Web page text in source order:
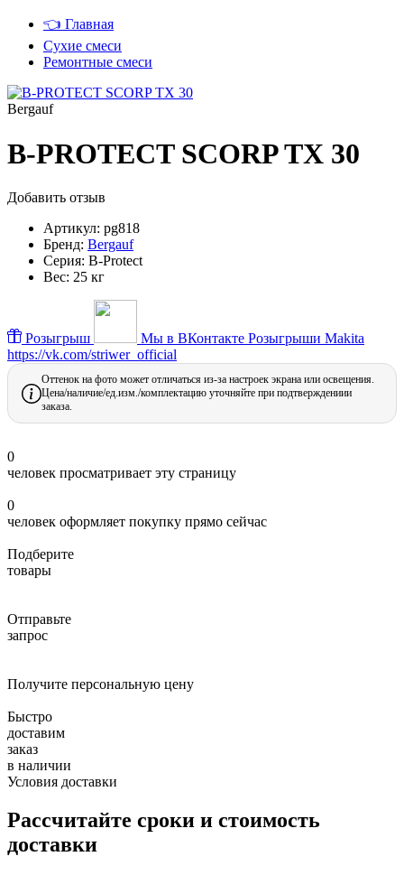
👈 Главная
Сухие смеси
Ремонтные смеси
Bergauf
B-PROTECT SCORP TX 30
Добавить отзыв
Артикул: pg818
Бренд: Bergauf
Серия: B-Protect
Вес: 25 кг
Розыгрыш Мы в ВКонтакте Розыгрыши Makita
https://vk.com/striwer_official
Оттенок на фото может отличаться из-за настроек экрана или освещения.
Цена/наличие/ед.изм./комплектацию уточняйте при подтверждениии
заказа.
0
человек просматривает эту страницу
0
человек оформляет покупку прямо сейчас
Подберите
товары
Отправьте
запрос
Получите персональную цену
Быстро
доставим
заказ
в наличии
Условия доставки
Рассчитайте сроки и стоимость
доставки